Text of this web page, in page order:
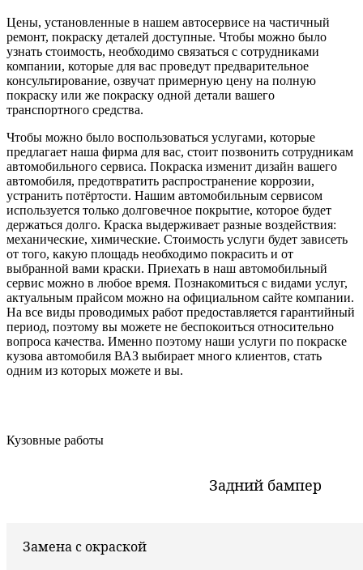
Цены, установленные в нашем автосервисе на частичный
ремонт, покраску деталей доступные. Чтобы можно было
узнать стоимость, необходимо связаться с сотрудниками
компании, которые для вас проведут предварительное
консультирование, озвучат примерную цену на полную
покраску или же покраску одной детали вашего
транспортного средства.
Чтобы можно было воспользоваться услугами, которые
предлагает наша фирма для вас, стоит позвонить сотрудникам
автомобильного сервиса. Покраска изменит дизайн вашего
автомобиля, предотвратить распространение коррозии,
устранить потёртости. Нашим автомобильным сервисом
используется только долговечное покрытие, которое будет
держаться долго. Краска выдерживает разные воздействия:
механические, химические. Стоимость услуги будет зависеть
от того, какую площадь необходимо покрасить и от
выбранной вами краски. Приехать в наш автомобильный
сервис можно в любое время. Познакомиться с видами услуг,
актуальным прайсом можно на официальном сайте компании.
На все виды проводимых работ предоставляется гарантийный
период, поэтому вы можете не беспокоиться относительно
вопроса качества. Именно поэтому наши услуги по покраске
кузова автомобиля ВАЗ выбирает много клиентов, стать
одним из которых можете и вы.
Кузовные работы
Задний бампер
Замена с окраской